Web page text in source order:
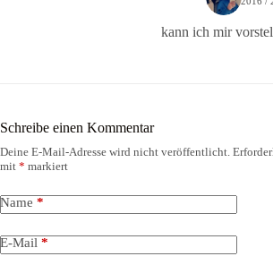
kann ich mir
Schreibe einen Kommentar
Deine E-Mail-Adresse wird nicht veröffentlicht.
mit * markiert
Name *
E-Mail *